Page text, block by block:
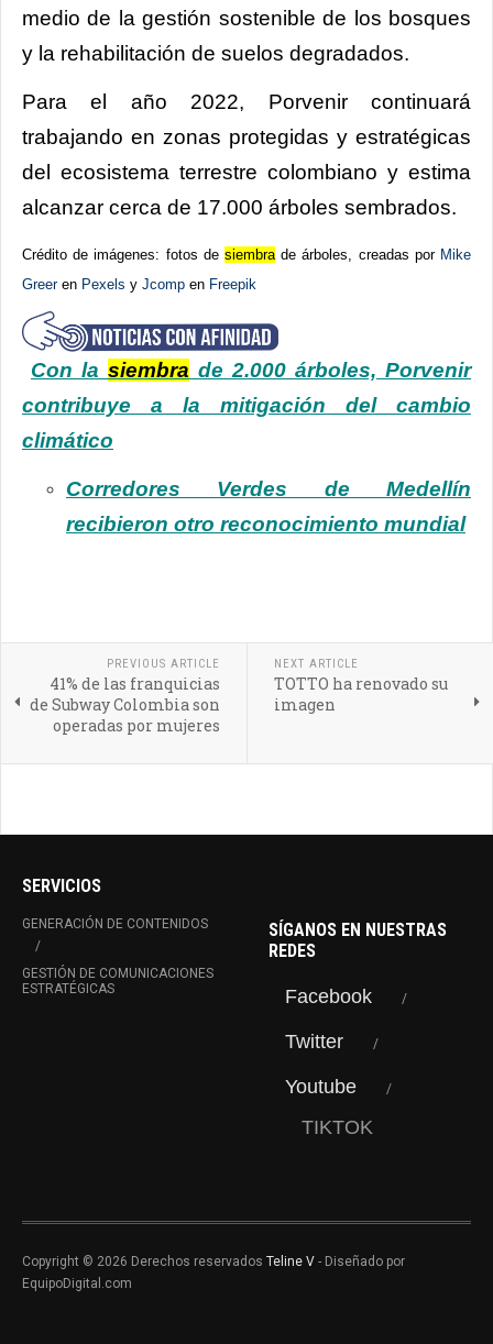
medio de la gestión sostenible de los bosques
y la rehabilitación de suelos degradados.
Para el año 2022, Porvenir continuará
trabajando en zonas protegidas y estratégicas
del ecosistema terrestre colombiano y estima
alcanzar cerca de 17.000 árboles sembrados.
Crédito de imágenes: fotos de siembrade árboles, creadas por Mike
Greeren Pexels y Jcomp en Freepik
Con la siembra de 2.000 árboles, Porvenir
contribuye a la mitigación del cambio
climático
Corredores Verdes de Medellín
recibieron otro reconocimiento mundial
PREVIOUS ARTICLE
41% de las franquicias
de Subway Colombia son
operadas por mujeres
NEXT ARTICLE
TOTTO ha renovado su
imagen
SERVICIOS
GENERACIÓN DE CONTENIDOS
GESTIÓN DE COMUNICACIONES
ESTRATÉGICAS
SÍGANOS EN NUESTRAS
REDES
Facebook
Twitter
Youtube
TIKTOK
Copyright © 2026 Derechos reservados Teline V - Diseñado por
EquipoDigital.com